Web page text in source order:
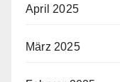
April 2025
März 2025